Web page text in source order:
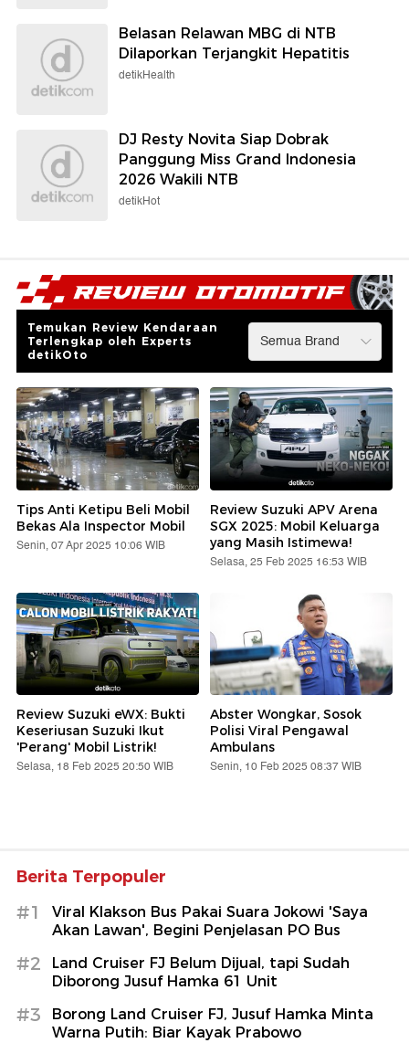
Belasan Relawan MBG di NTB
Dilaporkan Terjangkit Hepatitis
detikHealth
DJ Resty Novita Siap Dobrak
Panggung Miss Grand Indonesia
2026 Wakili NTB
detikHot
Temukan Review Kendaraan
Terlengkap oleh Experts
detikOto
Tips Anti Ketipu Beli Mobil
Bekas Ala Inspector Mobil
Senin, 07 Apr 2025 10:06 WIB
Review Suzuki APV Arena
SGX 2025: Mobil Keluarga
yang Masih Istimewa!
Selasa, 25 Feb 2025 16:53 WIB
Review Suzuki eWX: Bukti
Keseriusan Suzuki Ikut
'Perang' Mobil Listrik!
Selasa, 18 Feb 2025 20:50 WIB
Abster Wongkar, Sosok
Polisi Viral Pengawal
Ambulans
Senin, 10 Feb 2025 08:37 WIB
Berita Terpopuler
#1
Viral Klakson Bus Pakai Suara Jokowi 'Saya
Akan Lawan', Begini Penjelasan PO Bus
#2
Land Cruiser FJ Belum Dijual, tapi Sudah
Diborong Jusuf Hamka 61 Unit
#3
Borong Land Cruiser FJ, Jusuf Hamka Minta
Warna Putih: Biar Kayak Prabowo